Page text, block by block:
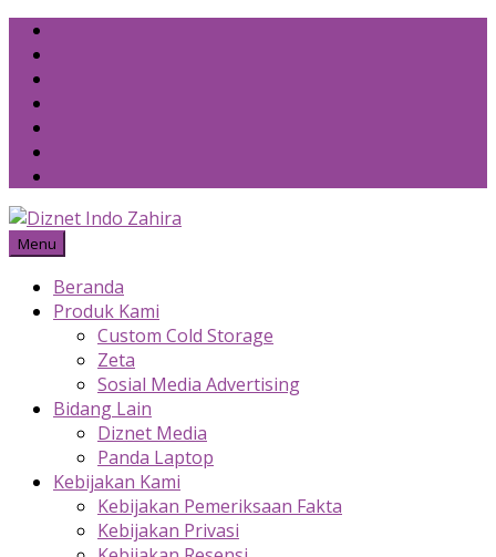
Skip
content
Menu
Beranda
Produk Kami
Custom Cold Storage
Zeta
Sosial Media Advertising
Bidang Lain
Diznet Media
Panda Laptop
Kebijakan Kami
Kebijakan Pemeriksaan Fakta
Kebijakan Privasi